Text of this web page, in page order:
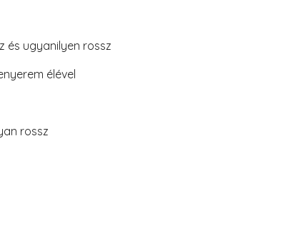
és ugyanilyen rossz
élével
rossz